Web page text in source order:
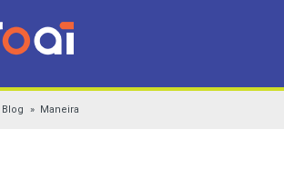
Blog Maneira